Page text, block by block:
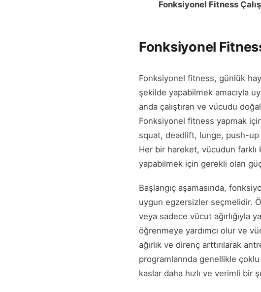
Fonksiyonel Fitness
Fonksiyonel Fitness
Fonksiyonel fitness, günlük
şekilde yapabilmek amacıyla
anda çalıştıran ve vücudu
Fonksiyonel fitness yapmak
squat, deadlift, lunge, push-
Her bir hareket, vücudun farklı
yapabilmek için gerekli olan güç
Başlangıç aşamasında,
uygun egzersizler seçmelidir.
veya sadece vücut ağırlığıyla
öğrenmeye yardımcı olur ve
ağırlık ve direnç arttırılarak
programlarında genellikle çoklu
kaslar daha hızlı ve verimli bir